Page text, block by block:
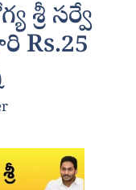
శ్రీ సర్వే
Rs.25